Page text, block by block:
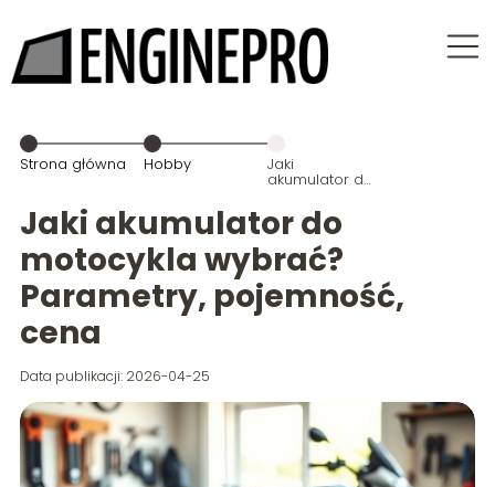
Strona główna Hobby Jaki
akumulator do
wybrać?
Parametry,
pojemność,
cena
Jaki akumulator do
motocykla wybrać?
Parametry, pojemność,
cena
Data publikacji: 2026-04-25